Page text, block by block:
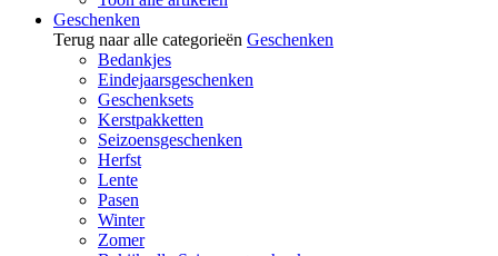
Geschenken
Terug naar alle categorieën Geschenken
Bedankjes
Eindejaarsgeschenken
Geschenksets
Kerstpakketten
Seizoensgeschenken
Herfst
Lente
Pasen
Winter
Zomer